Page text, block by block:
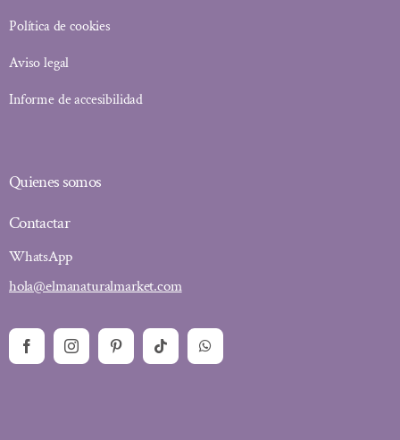
Política de cookies
Aviso legal
Informe de accesibilidad
Quienes somos
Contactar
WhatsApp
hola@elmanaturalmarket.com